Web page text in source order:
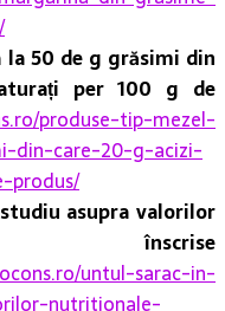
la 50 de g grăsimi din
per 100 g de
produse-tip-mezel-
din-care-20-g-acizi-
produs/
asupra valorilor
înscrise
untul-sarac-in-
nutritionale-